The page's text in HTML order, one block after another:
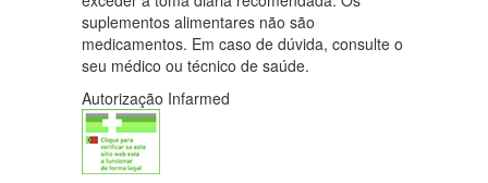
suplementos alimentares não são
medicamentos. Em caso de dúvida, consulte o
seu médico ou técnico de saúde.
Autorização Infarmed